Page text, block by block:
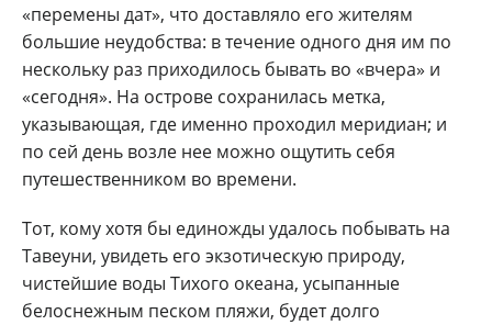
«перемены дат», что доставляло его жителям
большие неудобства: в течение одного дня им по
нескольку раз приходилось бывать во «вчера» и
«сегодня». На острове сохранилась метка,
указывающая, где именно проходил меридиан; и
по сей день возле нее можно ощутить себя
путешественником во времени.
Тот, кому хотя бы единожды удалось побывать на
Тавеуни, увидеть его экзотическую природу,
чистейшие воды Тихого океана, усыпанные
белоснежным песком пляжи, будет долго